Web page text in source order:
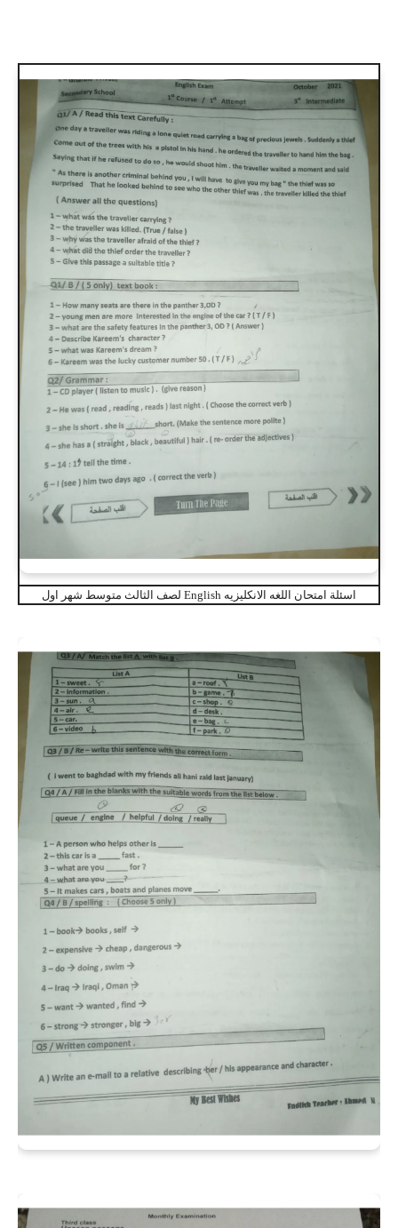
اسئلة امتحان اللغه الانكليزيه English لصف الثالث متوسط شهر اول